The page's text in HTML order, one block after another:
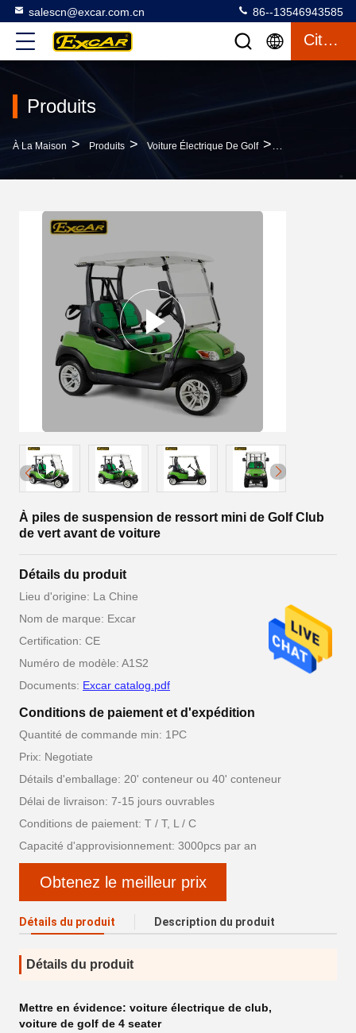
salescn@excar.com.cn 86--13546943585
Citation
Produits
À La Maison > Produits > Voiture Électrique De Golf >
À piles de suspension de ressort mini de Golf Club
de vert avant de voiture
Détails du produit
Lieu d'origine: La Chine
Nom de marque: Excar
Certification: CE
Numéro de modèle: A1S2
Documents: Excar catalog.pdf
Conditions de paiement et d'expédition
Quantité de commande min: 1PC
Prix: Negotiate
Détails d'emballage: 20' conteneur ou 40' conteneur
Délai de livraison: 7-15 jours ouvrables
Conditions de paiement: T / T, L / C
Capacité d'approvisionnement: 3000pcs par an
Obtenez le meilleur prix
Détails du produit Description du produit
Détails du produit
Mettre en évidence: voiture électrique de club,
voiture de golf de 4 seater